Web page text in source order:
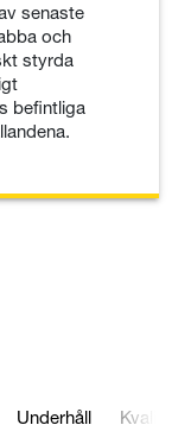
senaste
och
styrda
befintliga
Underhåll Kvalitet